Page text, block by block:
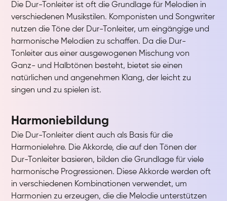
Die Dur-Tonleiter ist oft die Grundlage für Melodien in
verschiedenen Musikstilen. Komponisten und Songwriter
nutzen die Töne der Dur-Tonleiter, um eingängige und
harmonische Melodien zu schaffen. Da die Dur-
Tonleiter aus einer ausgewogenen Mischung von
Ganz- und Halbtönen besteht, bietet sie einen
natürlichen und angenehmen Klang, der leicht zu
singen und zu spielen ist.
Harmoniebildung
Die Dur-Tonleiter dient auch als Basis für die
Harmonielehre. Die Akkorde, die auf den Tönen der
Dur-Tonleiter basieren, bilden die Grundlage für viele
harmonische Progressionen. Diese Akkorde werden oft
in verschiedenen Kombinationen verwendet, um
Harmonien zu erzeugen, die die Melodie unterstützen